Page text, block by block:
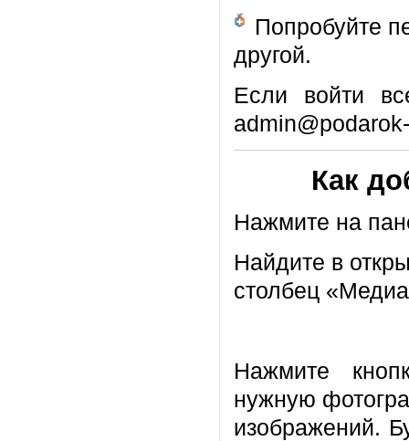
Попробуйте
другой.
Если войти
Как
Нажмите на
Найдите в
столбец
Нажмите
нужную
изображений.